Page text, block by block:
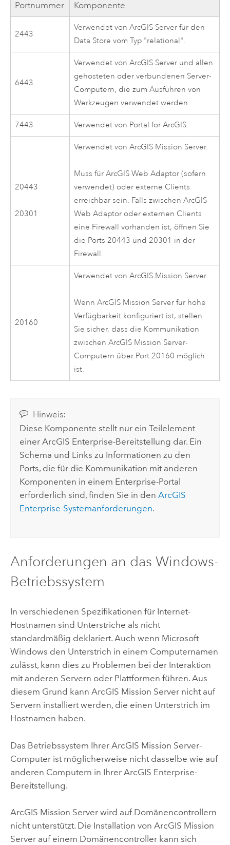
Portnummer Komponente
2443
Verwendet vonArcGIS Server für den
Data Store vom Typ "relational".
6443
Verwendet vonArcGIS Server und allen
gehosteten oder verbundenen Server-
Computern, die zum Ausführen von
Werkzeugen verwendet werden.
7443 Verwendet von Portal for ArcGIS.
20443
20301
Verwendet vonArcGIS Mission Server.
Muss fürArcGIS Web Adaptor (sofern
verwendet) oder externe Clients
erreichbar sein. Falls zwischenArcGIS
Web Adaptor oder externen Clients
eine Firewall vorhanden ist, öffnen Sie
die Ports 20443 und 20301 in der
Firewall.
20160
Verwendet vonArcGIS Mission Server.
WennArcGIS Mission Server für hohe
Verfügbarkeit konfiguriert ist, stellen
Sie sicher, dass die Kommunikation
zwischenArcGIS Mission Server-
Computern über Port 20160 möglich
ist.
Hinweis:
Diese Komponente stellt nur ein Teilelement
einerArcGIS Enterprise-Bereitstellung dar. Ein
Schema und Links zu Informationen zu den
Ports, die für die Kommunikation mit anderen
Komponenten in einem Enterprise-Portal
erforderlich sind, finden Sie in denArcGIS
Enterprise-Systemanforderungen.
Anforderungen an das Windows-
Betriebssystem
In verschiedenen Spezifikationen für Internet-
Hostnamen sind Unterstriche als nicht
standardmäßig deklariert. Auch wenn Microsoft
Windows den Unterstrich in einem Computernamen
zulässt, kann dies zu Problemen bei der Interaktion
mit anderen Servern oder Plattformen führen. Aus
diesem Grund kann ArcGIS Mission Servernicht auf
Servern installiert werden, die einen Unterstrich im
Hostnamen haben.
Das Betriebssystem Ihrer ArcGIS Mission Server-
Computer ist möglicherweise nicht dasselbe wie auf
anderen Computern in Ihrer ArcGIS Enterprise-
Bereitstellung.
ArcGIS Mission Serverwird auf Domänencontrollern
nicht unterstützt. Die Installation von ArcGIS Mission
Serverauf einem Domänencontroller kann sich